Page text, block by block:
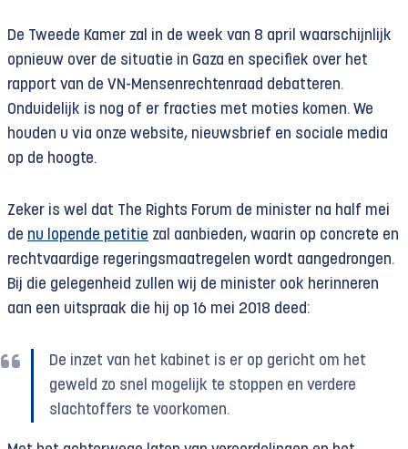
De Tweede Kamer zal in de week van 8 april waarschijnlijk
opnieuw over de situatie in Gaza en specifiek over het
rapport van de VN-Mensenrechtenraad debatteren.
Onduidelijk is nog of er fracties met moties komen. We
houden u via onze website, nieuwsbrief en sociale media
op de hoogte.
Zeker is wel dat The Rights Forum de minister na half mei
de nu lopende petitie zal aanbieden, waarin op concrete en
rechtvaardige regeringsmaatregelen wordt aangedrongen.
Bij die gelegenheid zullen wij de minister ook herinneren
aan een uitspraak die hij op 16 mei 2018 deed:
De inzet van het kabinet is er op gericht om het
geweld zo snel mogelijk te stoppen en verdere
slachtoffers te voorkomen.